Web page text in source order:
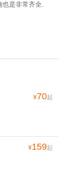
也是非常齐全.
¥70起
¥159起